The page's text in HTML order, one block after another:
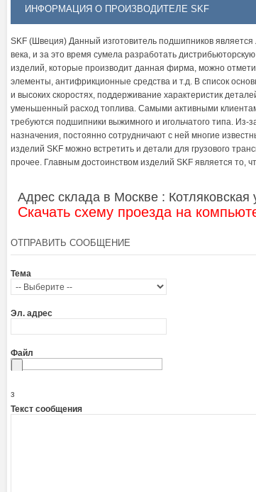
ИНФОРМАЦИЯ О ПРОИЗВОДИТЕЛЕ SKF
SKF (Швеция) Данный изготовитель подшипников
века, и за это время сумела разработать
изделий, которые производит данная фирма, можно
элементы, антифрикционные средства и т.д. В список
и высоких скоростях, поддерживание характеристик
уменьшенный расход топлива. Самыми активными
требуются подшипники выжимного и игольчатого типа. Из-
назначения, постоянно сотрудничают с ней многие
изделий SKF можно встретить и детали для грузового
прочее. Главным достоинством изделий SKF является то,
Адрес склада в Москве : Котляковская
Скачать схему проезда на
ОТПРАВИТЬ СООБЩЕНИЕ
Тема
Эл. адрес
Файл
з
Текст сообщения